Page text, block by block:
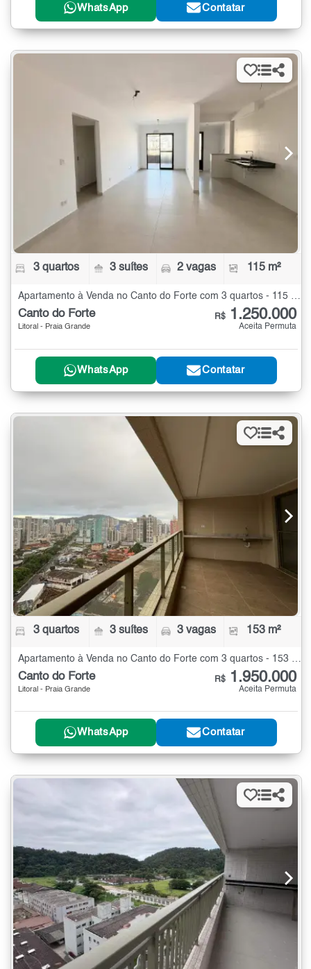
WhatsApp Contatar
3 quartos 3 suítes 2 vagas 115 m²
Apartamento à Venda no Canto do Forte com 3 quartos - 115 m²
Canto do Forte
Litoral - Praia Grande
R$ 1.250.000
Aceita Permuta
WhatsApp Contatar
3 quartos 3 suítes 3 vagas 153 m²
Canto do Forte
Litoral - Praia Grande
R$ 1.950.000
Aceita Permuta
WhatsApp Contatar